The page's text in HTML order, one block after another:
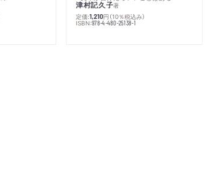
津村記久子著
定価:1,210円 （10％税込み）
ISBN:978-4-480-25138-1